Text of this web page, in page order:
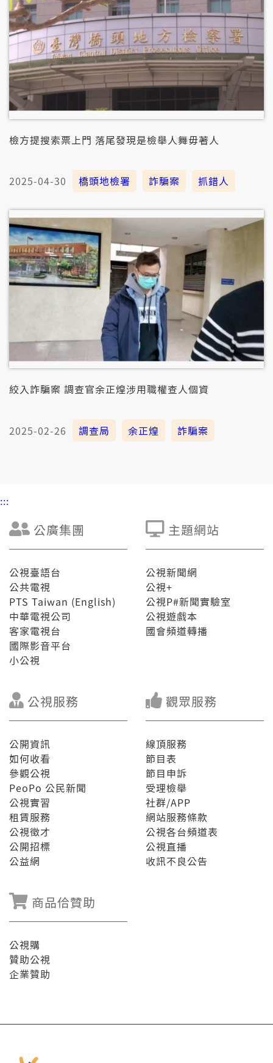
檢方提搜索票上門 落尾發現是檢舉人舞毋著人
2025-04-30 橋頭地檢署 詐騙案 抓錯人
絞入詐騙案 調查官余正煌涉用職權查人個資
2025-02-26 調查局 余正煌 詐騙案
:::
公廣集團
公視臺語台
公共電視
PTS Taiwan (English)
中華電視公司
客家電視台
國際影音平台
小公視
主題網站
公視新聞網
公視+
公視P#新聞實驗室
公視遊戲本
國會頻道轉播
公視服務
公開資訊
如何收看
參觀公視
PeoPo 公民新聞
公視實習
租賃服務
公視徵才
公開招標
公益網
觀眾服務
線頂服務
節目表
節目申訴
受理檢舉
社群/APP
網站服務條款
公視各台頻道表
公視直播
收訊不良公告
商品佮贊助
公視購
贊助公視
企業贊助